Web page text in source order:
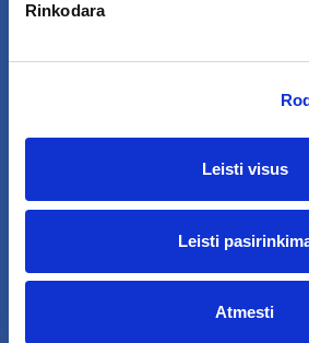
Rinkodara
Leisti visus
Leisti
Atmesti
Paspausdamas patvirtinu, kad
sužinoti karštas naujienas ir kad
Apie mus
Pirkimo-